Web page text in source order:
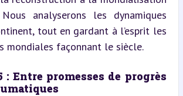
analyserons les dynamiques
tout en gardant à l’esprit les
mondiales façonnant le siècle.
: Entre promesses de progrès